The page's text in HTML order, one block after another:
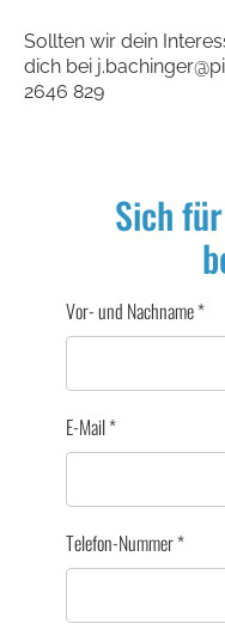
Sollten wir dein
dich bei
2646 829
Sich
Vor- und Nachname*
E-Mail*
Telefon-Nummer*